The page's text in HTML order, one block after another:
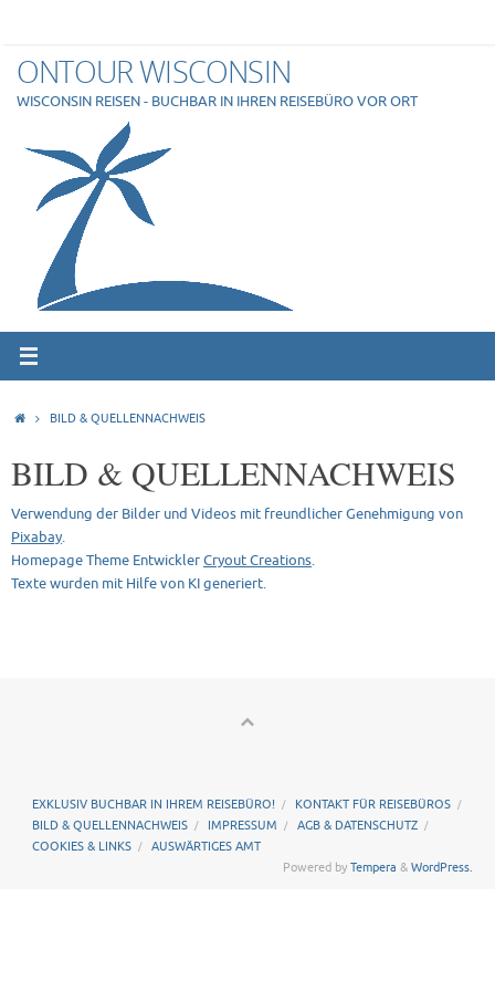
ONTOUR WISCONSIN
WISCONSIN REISEN - BUCHBAR IN IHREN REISEBÜRO VOR ORT
HOMEBILD & QUELLENNACHWEIS
BILD & QUELLENNACHWEIS
Verwendung der Bilder und Videos mit freundlicher Genehmigung von
Pixabay.
Homepage Theme EntwicklerCryout Creations.
Texte wurden mit Hilfe von KI generiert.
EXKLUSIV BUCHBAR IN IHREM REISEBÜRO!
KONTAKT FÜR REISEBÜROS
BILD & QUELLENNACHWEIS
IMPRESSUM
AGB & DATENSCHUTZ
COOKIES & LINKS
AUSWÄRTIGES AMT
Powered by Tempera & WordPress.